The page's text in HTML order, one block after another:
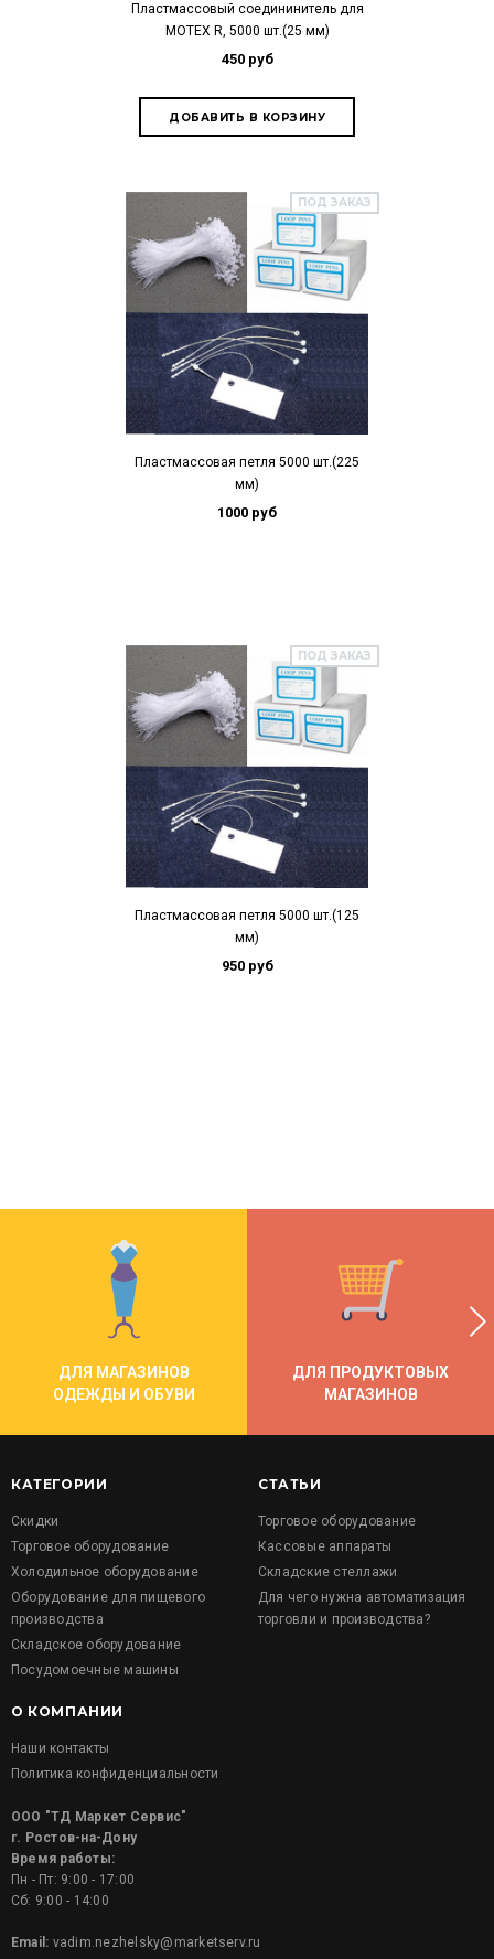
Пластмассовый соедининитель для
MOTEX R, 5000 шт.(25 мм)
450 руб
ПОД ЗАКАЗ
Пластмассовая петля 5000 шт.(225
мм)
1000 руб
ПОД ЗАКАЗ
Пластмассовая петля 5000 шт.(125
мм)
950 руб
ДЛЯ МАГАЗИНОВ
ОДЕЖДЫ И ОБУВИ
ДЛЯ ПРОДУКТОВЫХ
МАГАЗИНОВ
КАТЕГОРИИ
Скидки
Торговое оборудование
Холодильное оборудование
Оборудование для пищевого
производства
Складское оборудование
Посудомоечные машины
СТАТЬИ
Торговое оборудование
Кассовые аппараты
Складские стеллажи
Для чего нужна автоматизация
торговли и производства?
О КОМПАНИИ
Наши контакты
Политика конфиденциальности
ООО "ТД Маркет Сервис"
г. Ростов-на-Дону
Время работы:
Пн - Пт: 9:00 - 17:00
Сб: 9:00 - 14:00
Email: vadim.nezhelsky@marketserv.ru